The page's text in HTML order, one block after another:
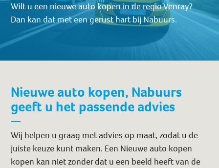
Wilt u een nieuwe auto kopen in de regio Venray?
Dan kan dat met een gerust hart bij Nabuurs.
Nieuwe auto kopen, Nabuurs
geeft u het passende advies
Wij helpen u graag met advies op maat, zodat u de
juiste keuze kunt maken. Een Nieuwe auto kopen
kopen kan niet zonder dat u een beeld heeft van de